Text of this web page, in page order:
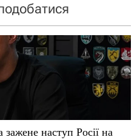
наступ Росії на